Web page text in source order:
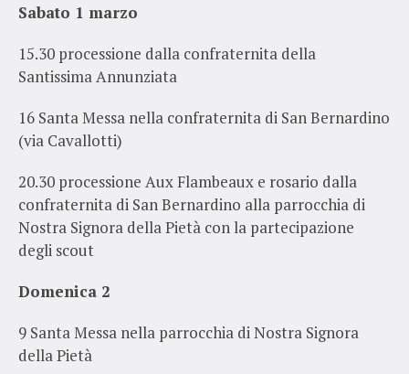
Sabato 1 marzo
15.30 processione dalla confraternita della
Santissima Annunziata
16 Santa Messa nella confraternita di San Bernardino
(via Cavallotti)
20.30 processione Aux Flambeaux e rosario dalla
confraternita di San Bernardino alla parrocchia di
Nostra Signora della Pietà con la partecipazione
degli scout
Domenica 2
9 Santa Messa nella parrocchia di Nostra Signora
della Pietà